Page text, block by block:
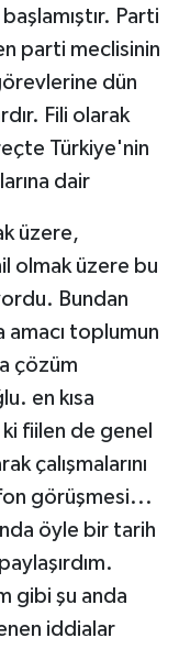
Parti
parti meclisinin
dün
Fili olarak
Türkiye'nin
dair
üzere,
olmak üzere bu
Bundan
amacı toplumun
çözüm
en kısa
fiilen de genel
çalışmalarını
görüşmesi...
öyle bir tarih
gibi şu anda
iddialar